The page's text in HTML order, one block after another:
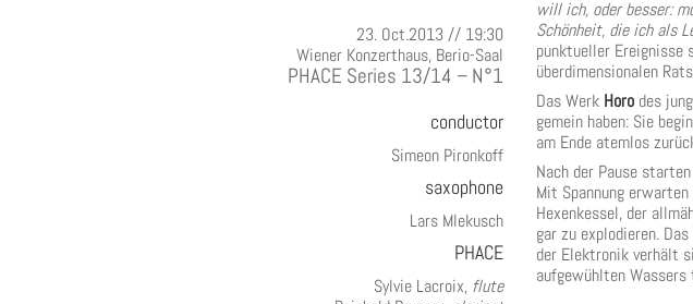
23. Oct.2013 // 19:30
Wiener Konzerthaus, Berio-Saal
PHACE Series 13/14 – N°1
conductor
Simeon Pironkoff
saxophone
Lars Mlekusch
PHACE
Sylvie Lacroix, flute
will ich, oder besser:
Schönheit, die ich als
punktueller Ereignisse
überdimensionalen
Das Werk Horo des
gemein haben: Sie
am Ende atemlos
Nach der Pause
Mit Spannung
Hexenkessel, der
gar zu explodieren.
der Elektronik verhält
aufgewühlten